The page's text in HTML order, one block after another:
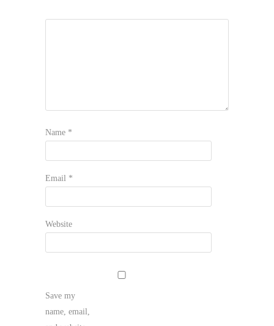
Name *
Email *
Website
Save my
name, email,